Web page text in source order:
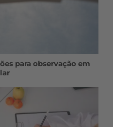
para observação em